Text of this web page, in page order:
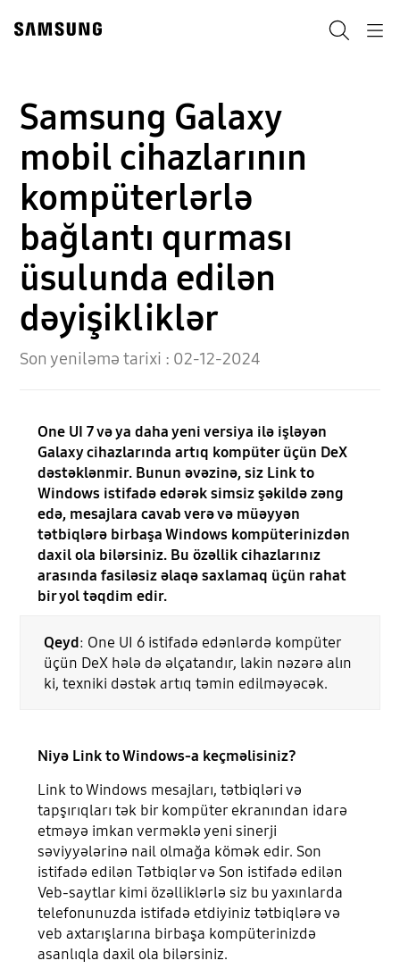
content
accessibility
Samsung Galaxy
mobil cihazlarının
kompüterlərlə
bağlantı qurması
üsulunda edilən
dəyişikliklər
Son yeniləmə tarixi : 02-12-2024
One UI 7 və ya daha yeni versiya ilə işləyən
Galaxy cihazlarında artıq kompüter üçün DeX
dəstəklənmir. Bunun əvəzinə, siz Link to
Windows istifadə edərək simsiz şəkildə zəng
edə, mesajlara cavab verə və müəyyən
tətbiqlərə birbaşa Windows kompüterinizdən
daxil ola bilərsiniz. Bu özəllik cihazlarınız
arasında fasiləsiz əlaqə saxlamaq üçün rahat
bir yol təqdim edir.
Qeyd: One UI 6 istifadə edənlərdə kompüter
üçün DeX hələ də əlçatandır, lakin nəzərə alın
ki, texniki dəstək artıq təmin edilməyəcək.
Niyə Link to Windows-a keçməlisiniz?
Link to Windows mesajları, tətbiqləri və
tapşırıqları tək bir kompüter ekranından idarə
etməyə imkan verməklə yeni sinerji
səviyyələrinə nail olmağa kömək edir. Son
istifadə edilən Tətbiqlər və Son istifadə edilən
Veb-saytlar kimi özəlliklərlə siz bu yaxınlarda
telefonunuzda istifadə etdiyiniz tətbiqlərə və
veb axtarışlarına birbaşa kompüterinizdə
asanlıqla daxil ola bilərsiniz.